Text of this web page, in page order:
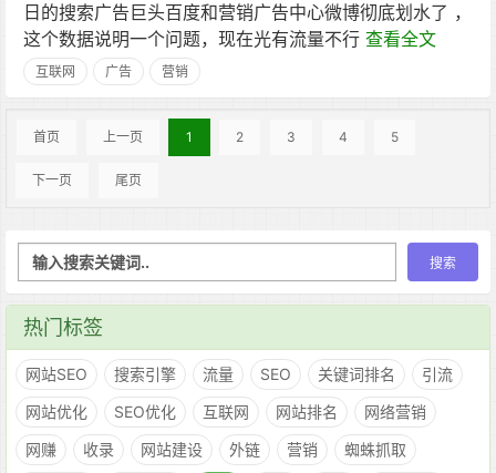
日的搜索广告巨头百度和营销广告中心微博彻底划水了 ，
这个数据说明一个问题，现在光有流量不行 查看全文
互联网 广告 营销
首页 上一页 1 2 3 4 5
下一页 尾页
热门标签
网站SEO 搜索引擎 流量 SEO 关键词排名
引流
网站优化
SEO优化 互联网 网站排名
网络营销
网赚
收录 网站建设 外链 营销
蜘蛛抓取